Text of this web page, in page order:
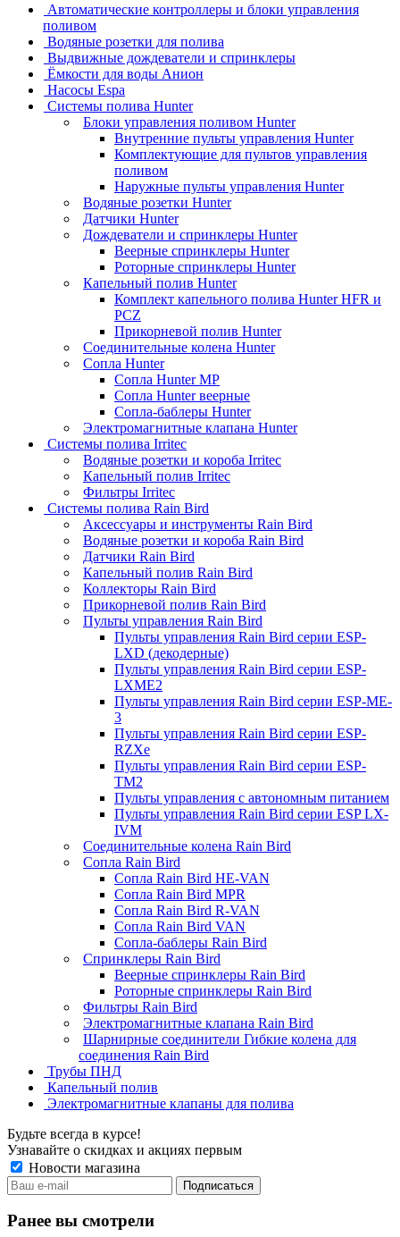
Автоматические контроллеры и блоки управления
поливом
Водяные розетки для полива
Выдвижные дождеватели и спринклеры
Ёмкости для воды Анион
Насосы Espa
Системы полива Hunter
Блоки управления поливом Hunter
Внутренние пульты управления Hunter
Комплектующие для пультов управления
поливом
Наружные пульты управления Hunter
Водяные розетки Hunter
Датчики Hunter
Дождеватели и спринклеры Hunter
Веерные спринклеры Hunter
Роторные спринклеры Hunter
Капельный полив Hunter
Комплект капельного полива Hunter HFR и
PCZ
Прикорневой полив Hunter
Соединительные колена Hunter
Сопла Hunter
Сопла Hunter MP
Сопла Hunter веерные
Сопла-баблеры Hunter
Электромагнитные клапана Hunter
Системы полива Irritec
Водяные розетки и короба Irritec
Капельный полив Irritec
Фильтры Irritec
Системы полива Rain Bird
Аксессуары и инструменты Rain Bird
Водяные розетки и короба Rain Bird
Датчики Rain Bird
Капельный полив Rain Bird
Коллекторы Rain Bird
Прикорневой полив Rain Bird
Пульты управления Rain Bird
Пульты управления Rain Bird серии ESP-
LXD (декодерные)
Пульты управления Rain Bird серии ESP-
LXME2
Пульты управления Rain Bird серии ESP-ME-
3
Пульты управления Rain Bird серии ESP-
RZXe
Пульты управления Rain Bird серии ESP-
TM2
Пульты управления с автономным питанием
Пульты управления Rain Bird серии ESP LX-
IVM
Соединительные колена Rain Bird
Сопла Rain Bird
Сопла Rain Bird HE-VAN
Сопла Rain Bird MPR
Сопла Rain Bird R-VAN
Сопла Rain Bird VAN
Сопла-баблеры Rain Bird
Спринклеры Rain Bird
Веерные спринклеры Rain Bird
Роторные спринклеры Rain Bird
Фильтры Rain Bird
Электромагнитные клапана Rain Bird
Шарнирные соединители Гибкие колена для
соединения Rain Bird
Трубы ПНД
Капельный полив
Электромагнитные клапаны для полива
Будьте всегда в курсе!
Узнавайте о скидках и акциях первым
Новости магазина
Ранее вы смотрели